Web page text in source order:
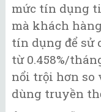
mức tín dụng
mà khách
tín dụng để sử
từ 0.458%/
nổi trội hơn so
dùng truyền